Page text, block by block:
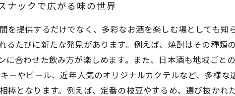
ナックで広がる味の世界
を提供するだけでなく、多彩なお酒を楽しむ場としても
るたびに新たな発見があります。例えば、焼酎はその種
に合わせた飲み方が楽しめます。また、日本酒も地域ごと
ーやビール、近年人気のオリジナルカクテルなど、多様な
棒となります。例えば、定番の枝豆やするめ、選び抜か